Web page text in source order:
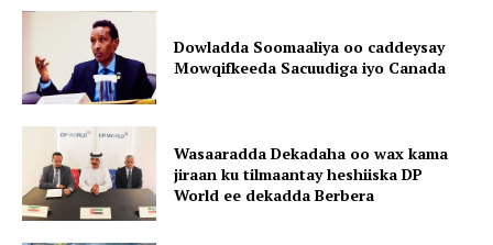
Dowladda Soomaaliya oo caddeysay
Mowqifkeeda Sacuudiga iyo Canada
Wasaaradda Dekadaha oo wax kama
jiraan ku tilmaantay heshiiska DP
World ee dekadda Berbera